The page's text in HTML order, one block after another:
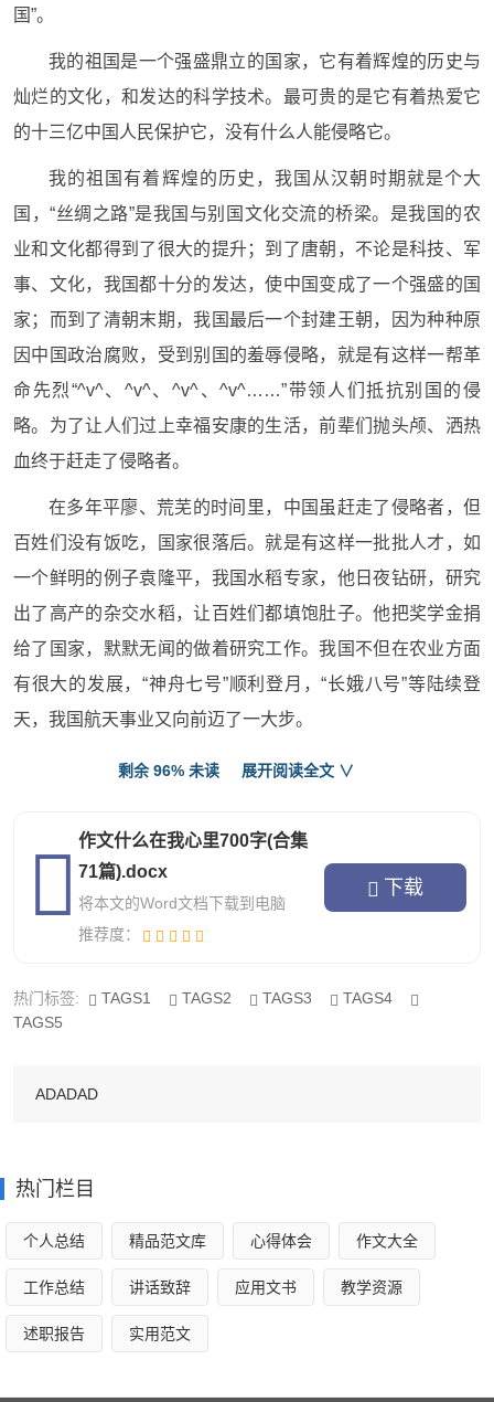
国”。
我的祖国是一个强盛鼎立的国家，它有着辉煌的历史与
灿烂的文化，和发达的科学技术。最可贵的是它有着热爱它
的十三亿中国人民保护它，没有什么人能侵略它。
我的祖国有着辉煌的历史，我国从汉朝时期就是个大
国，“丝绸之路”是我国与别国文化交流的桥梁。是我国的农
业和文化都得到了很大的提升；到了唐朝，不论是科技、军
事、文化，我国都十分的发达，使中国变成了一个强盛的国
家；而到了清朝末期，我国最后一个封建王朝，因为种种原
因中国政治腐败，受到别国的羞辱侵略，就是有这样一帮革
命先烈“^v^、^v^、^v^、^v^……”带领人们抵抗别国的侵
略。为了让人们过上幸福安康的生活，前辈们抛头颅、洒热
血终于赶走了侵略者。
在多年平廖、荒芜的时间里，中国虽赶走了侵略者，但
百姓们没有饭吃，国家很落后。就是有这样一批批人才，如
一个鲜明的例子袁隆平，我国水稻专家，他日夜钻研，研究
出了高产的杂交水稻，让百姓们都填饱肚子。他把奖学金捐
给了国家，默默无闻的做着研究工作。我国不但在农业方面
有很大的发展，“神舟七号”顺利登月，“长娥八号”等陆续登
天，我国航天事业又向前迈了一大步。
这就是我的祖国，她有辉煌的历史，灿烂的文化、发达
千言万语，总之一句话：“祖国啊！我爱您！祖国啊！您
永远在我心中！
1995年10月1日，是我们伟大的^v^的46岁生日。在46
说也说不完。
我爱我们的祖国，爱她壮丽的山河，爱她丰富的矿藏，
爱她富饶的海洋，爱她珍奇的动物，爱她悠久的历史。
我们的祖国幅员辽阔。在我国海岸线外侧，有大小岛屿
6000多个，其中最大的是台湾岛，第二大岛是海南岛。我国
剩余 96% 未读 展开阅读全文 ∨
作文什么在我心里700字(合集
71篇).docx
将本文的Word文档下载到电脑
推荐度：
下载
热门标签: TAGS1 TAGS2 TAGS3
TAGS4
TAGS5
ADADAD
热门栏目
个人总结 精品范文库 心得体会 作文大全
工作总结 讲话致辞 应用文书 教学资源
述职报告 实用范文